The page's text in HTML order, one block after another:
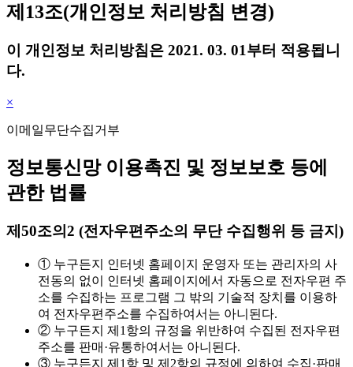
제13조(개인정보 처리방침 변경)
이 개인정보 처리방침은 2021. 03. 01부터 적용됩니
다.
×
이메일무단수집거부
정보통신망 이용촉진 및 정보보호 등에
관한 법률
제50조의2 (전자우편주소의 무단 수집행위 등 금지)
① 누구든지 인터넷 홈페이지 운영자 또는 관리자의 사
전동의 없이 인터넷 홈페이지에서 자동으로 전자우편 주
소를 수집하는 프로그램 그 밖의 기술적 장치를 이용하
여 전자우편주소를 수집하여서는 아니된다.
② 누구든지 제1항의 규정을 위반하여 수집된 전자우편
주소를 판매·유통하여서는 아니된다.
③ 누구든지 제1항 및 제2항의 규정에 의하여 수집·판매